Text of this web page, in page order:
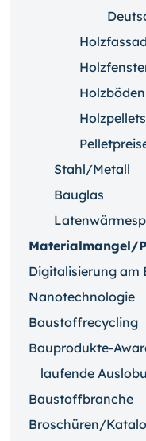
Holzböden
Holzpellets
Stahl/Metall
Bauglas
Materialmangel/
Digitalisierung am
Nanotechnologie
Baustoffrecycling
Bauprodukte-
laufende
Baustoffbranche
Broschüren/